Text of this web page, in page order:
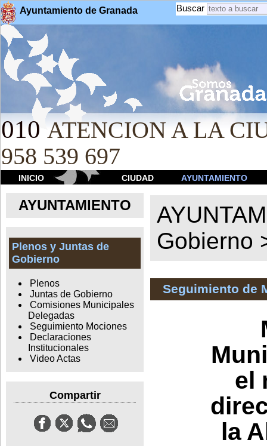
Ayuntamiento de Granada Buscar
010 ATENCION A LA
958 539 697
INICIO CIUDAD AYUNTAMIENTO
AYUNTAMIENTO
Plenos y Juntas de
Gobierno
Plenos
Juntas de Gobierno
Comisiones Municipales
Delegadas
Seguimiento Mociones
Declaraciones
Institucionales
Video Actas
Compartir
Gobierno
Seguimiento de
el
la